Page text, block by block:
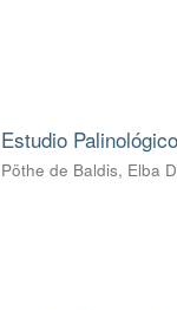
Estudio
Pöthe de Baldis, Elba